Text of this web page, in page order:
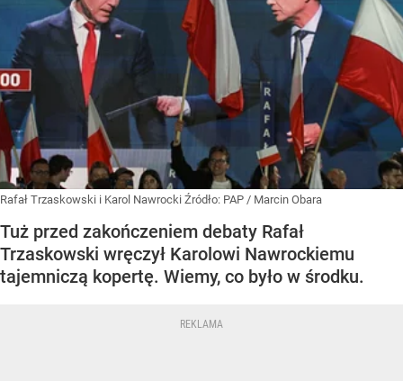
Rafał Trzaskowski i Karol Nawrocki Źródło: PAP / Marcin Obara
Tuż przed zakończeniem debaty Rafał
Trzaskowski wręczył Karolowi Nawrockiemu
tajemniczą kopertę. Wiemy, co było w środku.